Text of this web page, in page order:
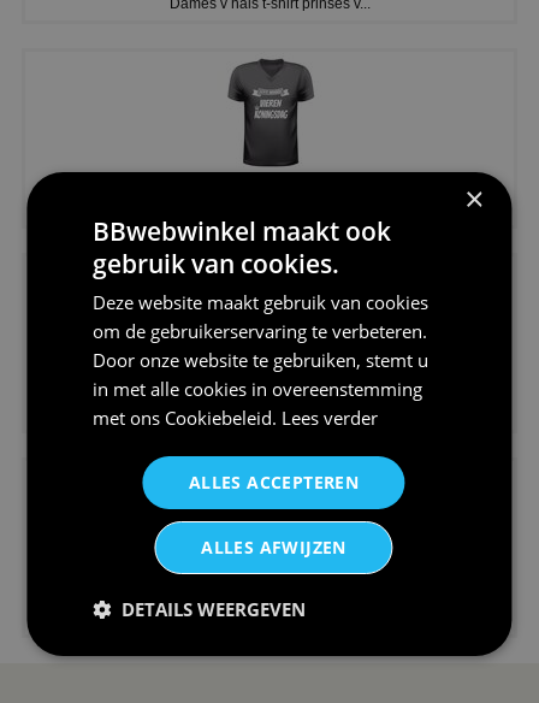
Dames v hals t-shirt prinses v...
€24,95
V-hals shirt rood wit blauw st...
I love korfbal t-shirt sport s...
×
BBwebwinkel maakt ook
gebruik van cookies.
Deze website maakt gebruik van cookies
om de gebruikerservaring te verbeteren.
Door onze website te gebruiken, stemt u
in met alle cookies in overeenstemming
met ons Cookiebeleid. Lees verder
ALLES ACCEPTEREN
ALLES AFWIJZEN
DETAILS WEERGEVEN